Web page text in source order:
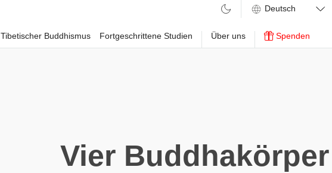
Tibetischer Buddhismus Fortgeschrittene Studien Über uns Spenden
Vier Buddhakörper